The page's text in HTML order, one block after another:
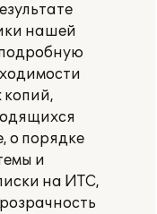
нашей
копий,
о порядке
и
на ИТС,